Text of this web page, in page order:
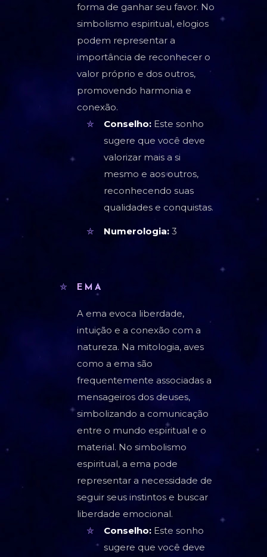
forma de ganhar seu favor. No
simbolismo espiritual, elogios
podem representar a
importância de reconhecer o
valor próprio e dos outros,
promovendo harmonia e
conexão.
Conselho: Este sonho
sugere que você deve
valorizar mais a si
mesmo e aos outros,
reconhecendo suas
qualidades e conquistas.
Numerologia: 3
EMA
A ema evoca liberdade,
intuição e a conexão com a
natureza. Na mitologia, aves
como a ema são
frequentemente associadas a
mensageiros dos deuses,
simbolizando a comunicação
entre o mundo espiritual e o
material. No simbolismo
espiritual, a ema pode
representar a necessidade de
seguir seus instintos e buscar
liberdade emocional.
Conselho: Este sonho
sugere que você deve